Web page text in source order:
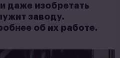
даже изобретать
заводу.
об их работе.